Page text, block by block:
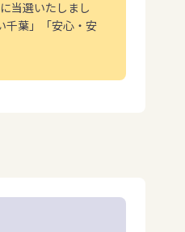
当選いたしまし
千葉」「安心・安